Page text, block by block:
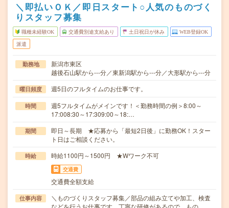
＼即払いＯＫ／即日スタート○人気のものづく
りスタッフ募集
職種未経験OK 交通費別途支給あり 土日祝日が休み WEB登録OK
派遣
勤務地
新潟市東区
越後石山駅から---分／東新潟駅から---分／大形駅から---分
曜日頻度 週5日のフルタイムのお仕事です。
時間
週5フルタイムがメインです！＜勤務時間の例＞8:00～
17:008:30～17:309:00～18:…
期間
即日～長期 ★応募から「最短2日後」に勤務OK！スター
ト日はご相談ください。
時給 時給1100円～1500円 ★Wワーク不可
交通費
交通費全額支給
仕事内容
＼ものづくりスタッフ募集／部品の組み立てや加工、検査
などを行うお仕事です。丁寧な研修があるので、もの…